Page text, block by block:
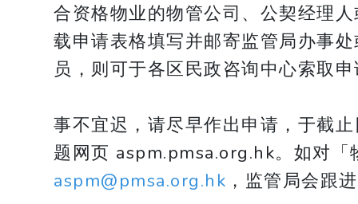
合资格物业的物管公司、公契经理
载申请表格填写并邮寄监管局办事
员，则可于各区民政咨询中心索取
事不宜迟，请尽早作出申请，于截
题网页 aspm.pmsa.org.hk。如对
aspm@pmsa.org.hk ，监管局会跟